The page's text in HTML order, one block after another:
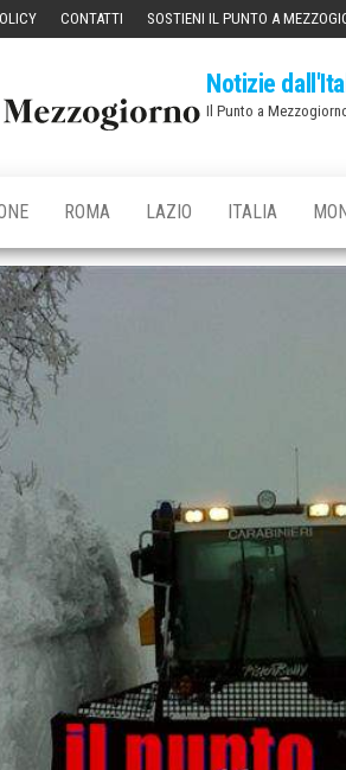
CONTATTI SOSTIENI IL PUNTO A
Notizie
Il Punto a
ROMA LAZIO ITALIA